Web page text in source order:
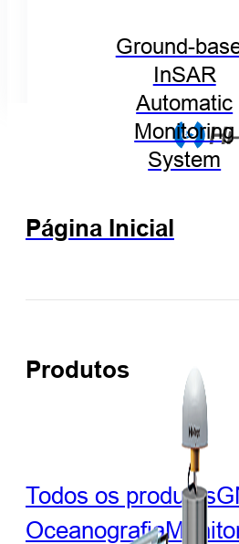
Ground-
InSAR
Automatic
Monitoring
System
Página Inicial
Produtos
Todos os produtos
Oceanografia